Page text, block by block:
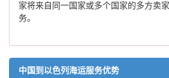
家将来自同一国家或多个国家的多方卖
务。
中国到以色列海运服务优势